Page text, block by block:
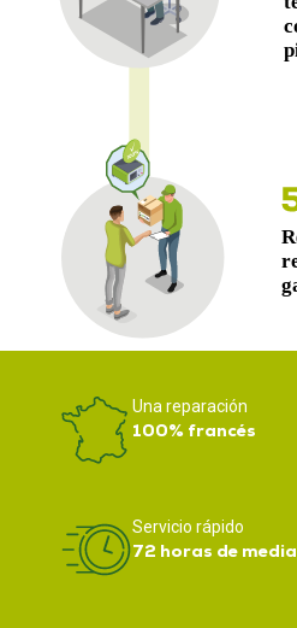
Una reparación
100% francés
Servicio rápido
72 horas de media